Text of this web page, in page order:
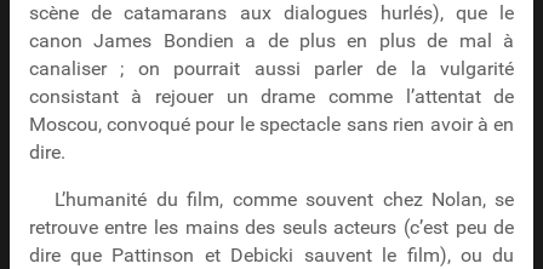
scène de catamarans aux dialogues hurlés), que le
canon James Bondien a de plus en plus de mal à
canaliser ; on pourrait aussi parler de la vulgarité
consistant à rejouer un drame comme l’attentat de
Moscou, convoqué pour le spectacle sans rien avoir à en
dire.
L’humanité du film, comme souvent chez Nolan, se
retrouve entre les mains des seuls acteurs (c’est peu de
dire que Pattinson et Debicki sauvent le film), ou du